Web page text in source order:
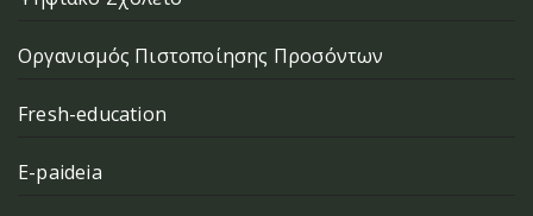
Οργανισμός Πιστοποίησης Προσόντων
Fresh-education
E-paideia